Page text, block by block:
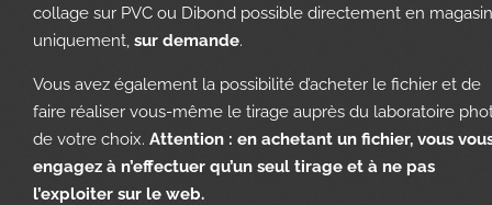
collage sur PVC ou Dibond possible directement en magasin
uniquement, sur demande.
Vous avez également la possibilité d’acheter le fichier et de
faire réaliser vous-même le tirage auprès du laboratoire
de votre choix. Attention : en achetant un fichier, vous
engagez à n’effectuer qu’un seul tirage et à ne pas
l’exploiter sur le web.